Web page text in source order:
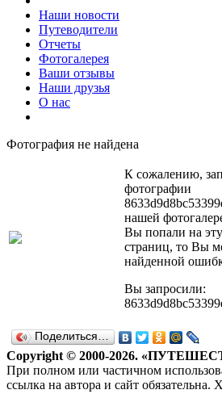
Наши новости
Путеводители
Отчеты
Фотогалерея
Ваши отзывы
Наши друзья
О нас
Фотография не найдена
К сожалению,
фотографии
нашей
Вы попали на
страниц, то Вы
найденной
Вы запросили:
Поделиться…
Copyright © 2000-2026.
При полном или частичном
ссылка на автора и сайт обязательна.